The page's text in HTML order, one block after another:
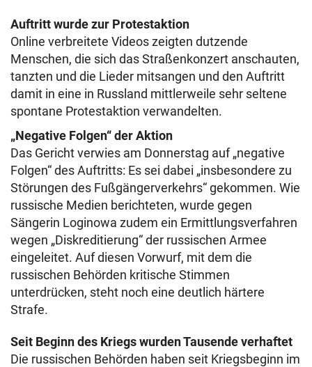
Auftritt wurde zur Protestaktion
Online verbreitete Videos zeigten dutzende
Menschen, die sich das Straßenkonzert anschauten,
tanzten und die Lieder mitsangen und den Auftritt
damit in eine in Russland mittlerweile sehr seltene
spontane Protestaktion verwandelten.
„Negative Folgen“ der Aktion
Das Gericht verwies am Donnerstag auf „negative
Folgen“ des Auftritts: Es sei dabei „insbesondere zu
Störungen des Fußgängerverkehrs“ gekommen. Wie
russische Medien berichteten, wurde gegen
Sängerin Loginowa zudem ein Ermittlungsverfahren
wegen „Diskreditierung“ der russischen Armee
eingeleitet. Auf diesen Vorwurf, mit dem die
russischen Behörden kritische Stimmen
unterdrücken, steht noch eine deutlich härtere
Strafe.
Seit Beginn des Kriegs wurden Tausende verhaftet
Die russischen Behörden haben seit Kriegsbeginn im